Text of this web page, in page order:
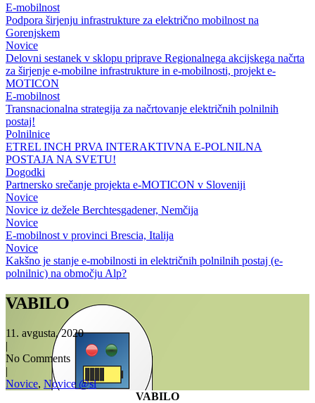
E-mobilnost
Podpora širjenju infrastrukture za električno mobilnost na
Gorenjskem
Novice
Delovni sestanek v sklopu priprave Regionalnega akcijskega načrta
za širjenje e-mobilne infrastrukture in e-mobilnosti, projekt e-
MOTICON
E-mobilnost
Transnacionalna strategija za načrtovanje električnih polnilnih
postaj!
Polnilnice
ETREL INCH PRVA INTERAKTIVNA E-POLNILNA
POSTAJA NA SVETU!
Dogodki
Partnersko srečanje projekta e-MOTICON v Sloveniji
Novice
Novice iz dežele Berchtesgadener, Nemčija
Novice
E-mobilnost v provinci Brescia, Italija
Novice
Kakšno je stanje e-mobilnosti in električnih polnilnih postaj (e-
polnilnic) na območju Alp?
VABILO
11. avgusta, 2020
|
No Comments
|
Novice, Novice @sl
VABILO